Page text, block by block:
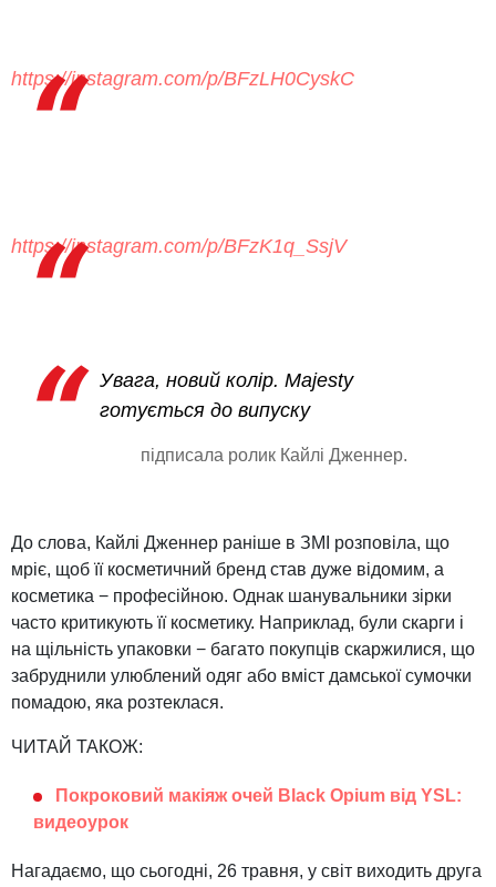
https://instagram.com/p/BFzLH0CyskC
https://instagram.com/p/BFzK1q_SsjV
Увага, новий колір. Majesty
готується до випуску
підписала ролик Кайлі Дженнер.
До слова, Кайлі Дженнер раніше в ЗМІ розповіла, що
мріє, щоб її косметичний бренд став дуже відомим, а
косметика − професійною. Однак шанувальники зірки
часто критикують її косметику. Наприклад, були скарги і
на щільність упаковки − багато покупців скаржилися, що
забруднили улюблений одяг або вміст дамської сумочки
помадою, яка розтеклася.
ЧИТАЙ ТАКОЖ:
Покроковий макіяж очей Black Opium від YSL:
видеоурок
Нагадаємо, що сьогодні, 26 травня, у світ виходить друга